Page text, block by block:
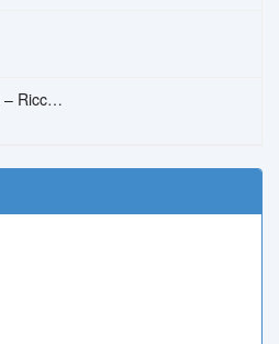
Sara Perche Ti Amo – Ricchi E Poveri